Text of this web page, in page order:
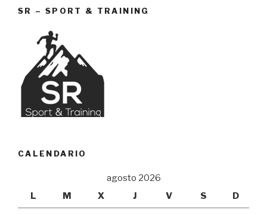
SR – SPORT & TRAINING
CALENDARIO
agosto 2026
L
M X J V S D